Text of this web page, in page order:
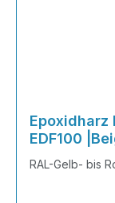
Epoxidharz
EDF100
RAL-Gelb- bis